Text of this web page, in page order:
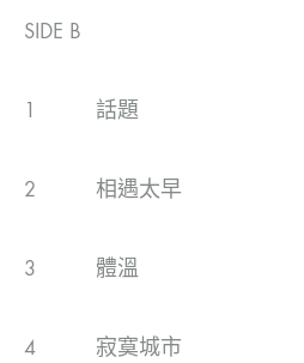
SIDE B
1 話題
2 相遇太早
3 體溫
4 寂寞城市